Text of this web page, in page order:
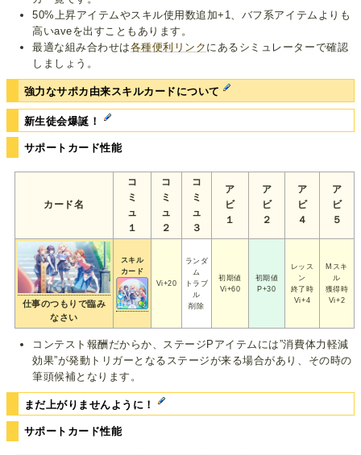
50%上昇アイテムやスキル使用数追加+1、バフ系アイテムよりも
高いaveを出すこともあります。
最適な組み合わせは各種便利リンク にあるシミュレーターで確認
しましょう。
強力なサポカ由来スキルカードについて
新生徒会爆誕！
サポートカード性能
カード名
コ
ミ
ュ
１
コ
ミ
ュ
２
コ
ミ
ュ
３
ア
ビ
１
ア
ビ
２
ア
ビ
４
ア
ビ
５
仕事のつもりで臨み
なさい
スキル
カード
Vi+20
ランダ
ム
トラブ
ル
削除
初期値
Vi+60
初期値
P+30
レッス
ン
終了時
Vi+4
Mスキ
ル
獲得時
Vi+2
コンテスト報酬だからか、ステージPアイテムには”消費体力軽減
効果”が発動トリガーとなるステージが来る場合があり、その時の
筆頭候補となります。
まだ上がりませんように！
サポートカード性能